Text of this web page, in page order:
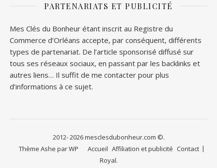
PARTENARIATS ET PUBLICITÉ
Mes Clés du Bonheur étant inscrit au Registre du
Commerce d’Orléans accepte, par conséquent, différents
types de partenariat. De l’article sponsorisé diffusé sur
tous ses réseaux sociaux, en passant par les backlinks et
autres liens… Il suffit de me contacter pour plus
d’informations à ce sujet.
2012- 2026 mesclesdubonheur.com ©.
Accueil Affiliation et publicité Contact
Thème Ashe parWP
Royal.